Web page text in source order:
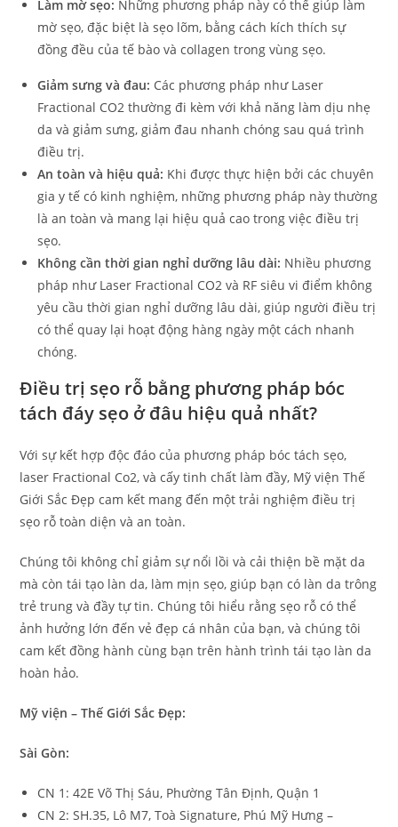
Làm mờ sẹo: Những phương pháp này có thể giúp làm
mờ sẹo, đặc biệt là sẹo lõm, bằng cách kích thích sự
đồng đều của tế bào và collagen trong vùng sẹo.
Giảm sưng và đau: Các phương pháp như Laser
Fractional CO2 thường đi kèm với khả năng làm dịu nhẹ
da và giảm sưng, giảm đau nhanh chóng sau quá trình
điều trị.
An toàn và hiệu quả: Khi được thực hiện bởi các chuyên
gia y tế có kinh nghiệm, những phương pháp này thường
là an toàn và mang lại hiệu quả cao trong việc điều trị
sẹo.
Không cần thời gian nghỉ dưỡng lâu dài: Nhiều phương
pháp như Laser Fractional CO2 và RF siêu vi điểm không
yêu cầu thời gian nghỉ dưỡng lâu dài, giúp người điều trị
có thể quay lại hoạt động hàng ngày một cách nhanh
chóng.
Điều trị sẹo rỗ bằng phương pháp bóc
tách đáy sẹo ở đâu hiệu quả nhất?
Với sự kết hợp độc đáo của phương pháp bóc tách sẹo,
laser Fractional Co2, và cấy tinh chất làm đầy, Mỹ viện Thế
Giới Sắc Đẹp cam kết mang đến một trải nghiệm điều trị
sẹo rỗ toàn diện và an toàn.
Chúng tôi không chỉ giảm sự nổi lồi và cải thiện bề mặt da
mà còn tái tạo làn da, làm mịn sẹo, giúp bạn có làn da trông
trẻ trung và đầy tự tin. Chúng tôi hiểu rằng sẹo rỗ có thể
ảnh hưởng lớn đến vẻ đẹp cá nhân của bạn, và chúng tôi
cam kết đồng hành cùng bạn trên hành trình tái tạo làn da
hoàn hảo.
Mỹ viện – Thế Giới Sắc Đẹp:
Sài Gòn:
CN 1: 42E Võ Thị Sáu, Phường Tân Định, Quận 1
CN 2: SH.35, Lô M7, Toà Signature, Phú Mỹ Hưng –